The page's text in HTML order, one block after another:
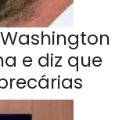
e diz que